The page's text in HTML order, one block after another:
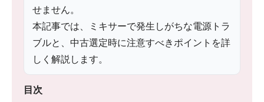
せません。
本記事では、ミキサーで発生しがちな電源トラ
ブルと、中古選定時に注意すべきポイントを詳
しく解説します。
目次